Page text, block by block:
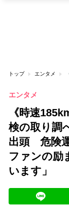
トップ エンタメ
エンタメ
《時速
検の取り調
出頭 危険運
ファンの励
います」